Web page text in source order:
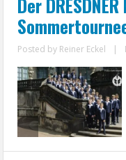
Der
Posted by Reiner Eckel |